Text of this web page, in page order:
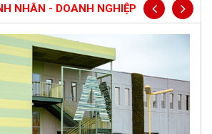
NHÂN - DOANH NGHIỆP